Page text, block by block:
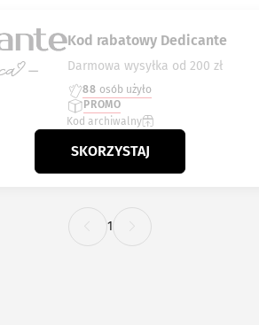
Kod rabatowy Dedicante
Darmowa wysyłka od 200 zł
88 osób użyło
PROMO
Kod archiwalny
SKORZYSTAJ
1